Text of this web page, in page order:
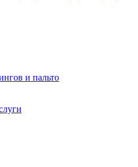
и пальто